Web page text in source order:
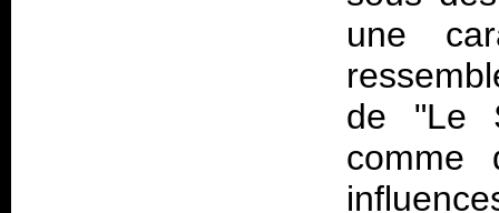
une
de "Le